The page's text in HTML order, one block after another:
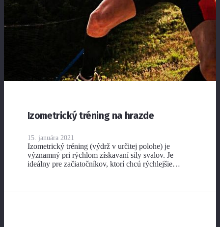
Izometrický tréning na hrazde
15. januára 2021
Izometrický tréning (výdrž v určitej polohe) je
významný pri rýchlom získavaní sily svalov. Je
ideálny pre začiatočníkov, ktorí chcú rýchlejšie…